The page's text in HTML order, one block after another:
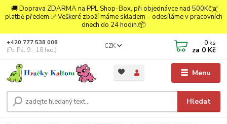
🚚 Doprava ZDARMA na PPL Shop-Box, při objednávce nad 500Kč a
platbě předem.✅ Veškeré zboží máme skladem – odesíláme v pracovních
dnech do 24 hodin.📦
Menu
CZK
Hledat
+420 777 538 008
(Po-Pá, 9 - 18 hod.)
0 ks
za 0 Kč